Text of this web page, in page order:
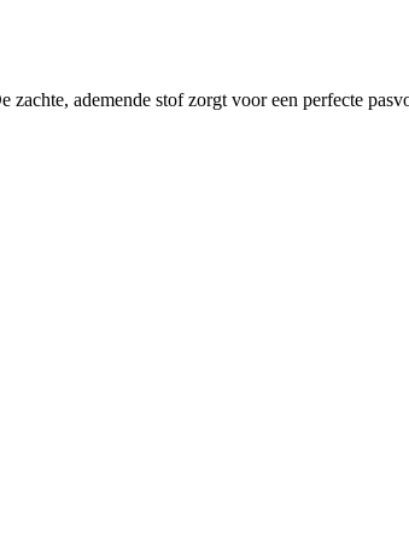
ademende stof zorgt voor een perfecte